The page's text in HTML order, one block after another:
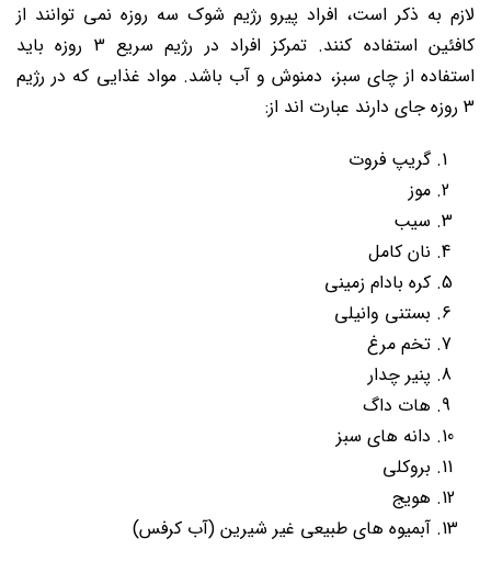
لازم به ذکر است، افراد پیرو رژیم شوک سه روزه نمی توانند از
کافئین استفاده کنند. تمرکز افراد در رژیم سریع 3 روزه باید
استفاده از چای سبز، دمنوش و آب باشد. مواد غذایی که در رژیم
3 روزه جای دارند عبارت اند از:
گریپ ‌فروت
موز
سیب
نان کامل
کره بادام زمینی
بستنی وانیلی
تخم مرغ
پنیر چدار
هات داگ
دانه های سبز
بروکلی
هویج
آبمیوه های طبیعی غیر شیرین (آب کرفس)